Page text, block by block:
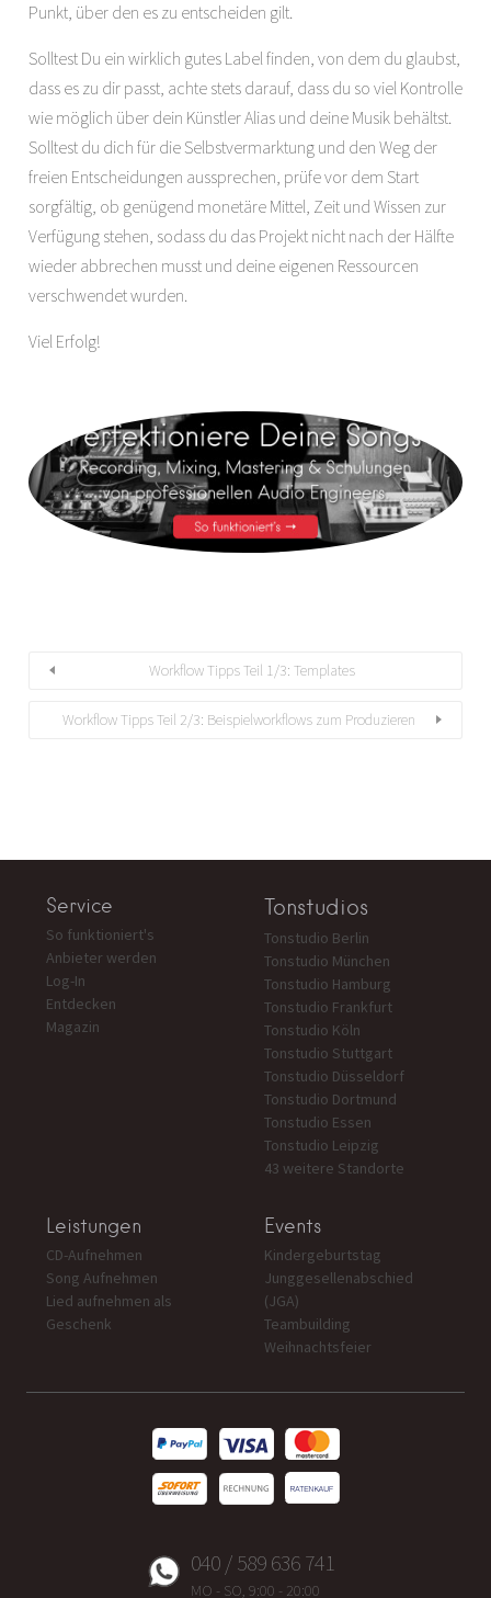
Punkt, über den es zu entscheiden gilt.
Solltest Du ein wirklich gutes Label finden, von dem du glaubst,
dass es zu dir passt, achte stets darauf, dass du so viel Kontrolle
wie möglich über dein Künstler Alias und deine Musik behältst.
Solltest du dich für die Selbstvermarktung und den Weg der
freien Entscheidungen aussprechen, prüfe vor dem Start
sorgfältig, ob genügend monetäre Mittel, Zeit und Wissen zur
Verfügung stehen, sodass du das Projekt nicht nach der Hälfte
wieder abbrechen musst und deine eigenen Ressourcen
verschwendet wurden.
Viel Erfolg!
Workflow Tipps Teil 1/3: Templates
Workflow Tipps Teil 2/3: Beispielworkflows zum Produzieren
Service
So funktioniert's
Anbieter werden
Log-In
Entdecken
Magazin
Tonstudios
Tonstudio Berlin
Tonstudio München
Tonstudio Hamburg
Tonstudio Frankfurt
Tonstudio Köln
Tonstudio Stuttgart
Tonstudio Düsseldorf
Tonstudio Dortmund
Tonstudio Essen
Tonstudio Leipzig
43 weitere Standorte
Leistungen
CD-Aufnehmen
Song Aufnehmen
Lied aufnehmen als
Geschenk
Events
Kindergeburtstag
Junggesellenabschied
(JGA)
Teambuilding
Weihnachtsfeier
040 / 589 636 741
MO - SO, 9:00 - 20:00